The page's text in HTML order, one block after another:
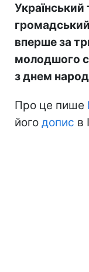
Український
вперше за
молодшого
з днем
Про це пише
його допис в